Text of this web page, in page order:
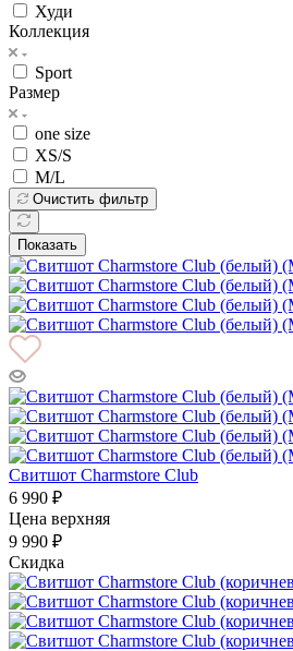
Худи
Коллекция
Sport
Размер
one size
XS/S
M/L
Очистить фильтр
Показать
Свитшот Charmstore Club
6 990 ₽
Цена верхняя
9 990 ₽
Скидка